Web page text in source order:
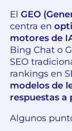
El GEO
centra en
motores de
Bing Chat o
SEO
rankings en
modelos de
respuestas
Algunos